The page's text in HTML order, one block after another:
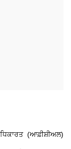
(ਆਫ਼ੀਸ਼ੀਅਲ)